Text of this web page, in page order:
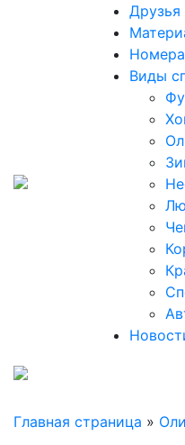
Друзья
Виды
Главная страница »